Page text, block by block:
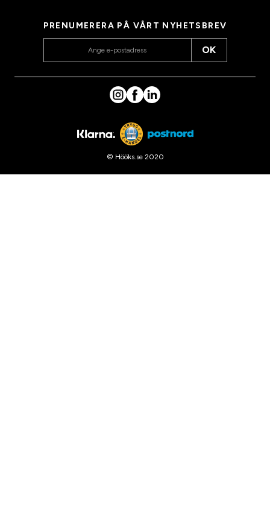
PRENUMERERA PÅ VÅRT NYHETSBREV
OK
© Hööks.se 2020